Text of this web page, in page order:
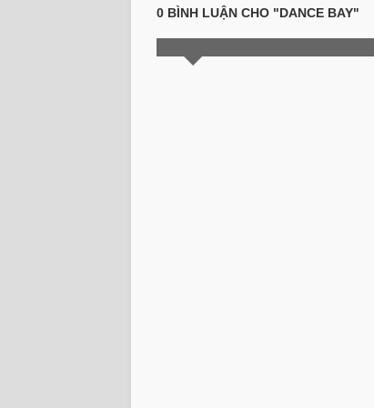
0 BÌNH LUẬN CHO "DANCE BAY"